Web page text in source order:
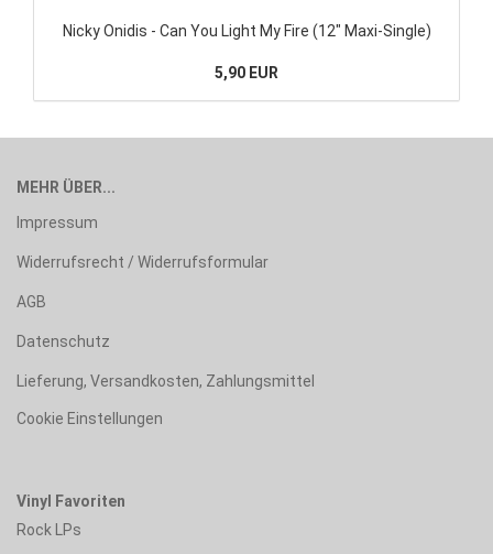
Nicky Onidis - Can You Light My Fire (12" Maxi-Single)
5,90 EUR
MEHR ÜBER...
Impressum
Widerrufsrecht / Widerrufsformular
AGB
Datenschutz
Lieferung, Versandkosten, Zahlungsmittel
Cookie Einstellungen
Vinyl Favoriten
Rock LPs